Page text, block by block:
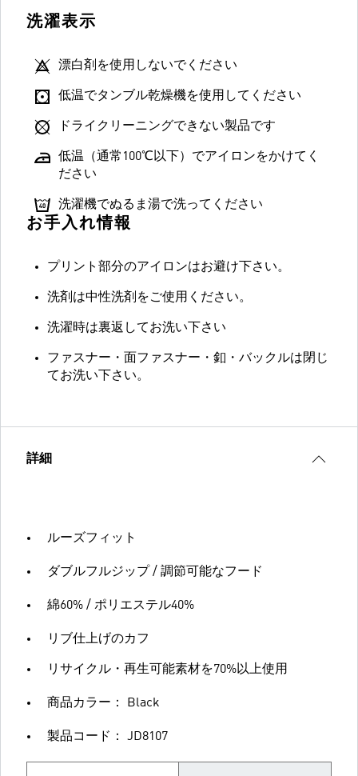
洗濯表示
漂白剤を使用しないでください
低温でタンブル乾燥機を使用してください
ドライクリーニングできない製品です
低温（通常100℃以下）でアイロンをかけてく
ださい
洗濯機でぬるま湯で洗ってください
お手入れ情報
プリント部分のアイロンはお避け下さい。
洗剤は中性洗剤をご使用ください。
洗濯時は裏返してお洗い下さい
ファスナー・面ファスナー・釦・バックルは閉じ
てお洗い下さい。
詳細
ルーズフィット
ダブルフルジップ / 調節可能なフード
綿60% / ポリエステル40%
リブ仕上げのカフ
リサイクル・再生可能素材を70%以上使用
商品カラー： Black
製品コード： JD8107